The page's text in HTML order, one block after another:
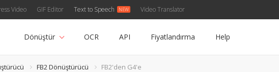
Video GIF Editor Text to Speech Video Translator
Dönüştür OCR API Fiyatlandırma Help
FB2 Dönüştürücü FB2'den G4'e